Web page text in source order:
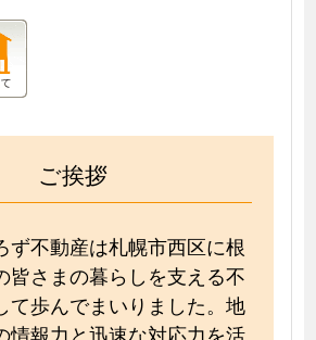
ご挨拶
ず不動産は札幌市西区に根
皆さまの暮らしを支える不
て歩んでまいりました。地
情報力と迅速な対応力を活